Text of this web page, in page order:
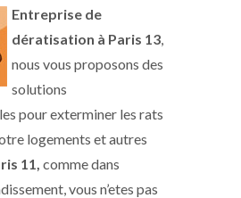
Entreprise de
dératisation à Paris 13,
nous vous proposons des
solutions
pour exterminer les rats
logements et autres
11, comme dans
vous n’etes pas